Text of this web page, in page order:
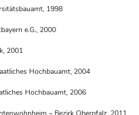
1998
e.G., 2000
2001
Hochbauamt, 2004
Hochbauamt, 2006